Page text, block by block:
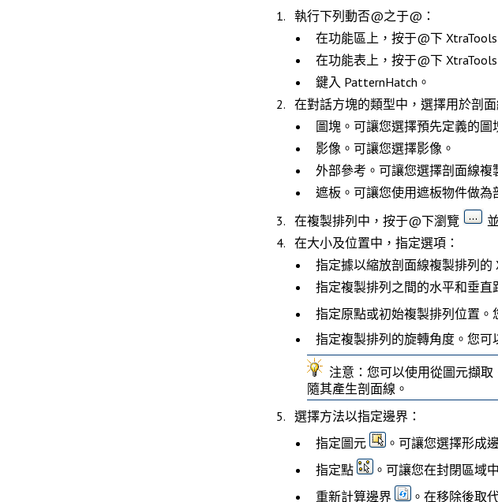
執行下列動否@之于@：
在功能區上，按于@下
在功能表上，按于@下
鍵入 PatternHatch 。
在對話方塊的類型中，選擇用於剖
圖塊。可讓您選擇預先定義的圖
影像。可讓您選擇影像。
外部參考 。可讓您選擇剖面線
遮板。可讓您使用遮板物件做為
在複製排列 中，按于@下瀏覽
在大小及位置中，指定選項：
指定據以縮放剖面線複製排列的
指定複製排列之間的水平和垂直
指定原點或初始複製排列位置。
指定複製排列的旋轉角度。您可
注意： 您可以使用從圖元擷取
隨其產生剖面線。
選擇方法以指定邊界：
指定圖元
。可讓您選擇形成
指定點
。可讓您在封閉區域
重新計算邊界
。在移除後取